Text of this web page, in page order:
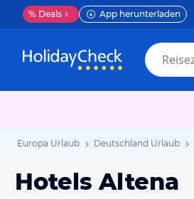
% Deals App herunterladen
Europa Urlaub Deutschland Urlaub
Hotels Altena